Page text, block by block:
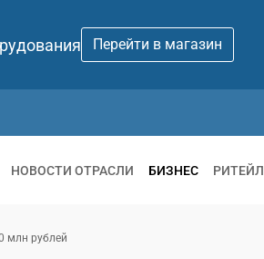
Перейти в магазин
НОВОСТИ ОТРАСЛИ БИЗНЕС РИТЕЙЛ
млн рублей